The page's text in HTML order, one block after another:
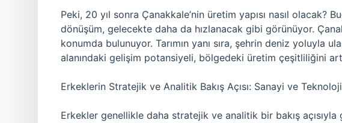
Peki, 20 yıl sonra Çanakkale’nin üretim yapısı nasıl olacak?
dönüşüm, gelecekte daha da hızlanacak gibi görünüyor.
konumda bulunuyor. Tarımın yanı sıra, şehrin deniz yoluyla
alanındaki gelişim potansiyeli, bölgedeki üretim çeşitliliğini
Erkeklerin Stratejik ve Analitik Bakış Açısı: Sanayi ve
Erkekler genellikle daha stratejik ve analitik bir bakış